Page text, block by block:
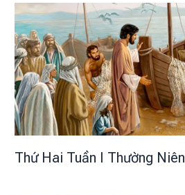
Thứ Hai Tuần I Thường Niên